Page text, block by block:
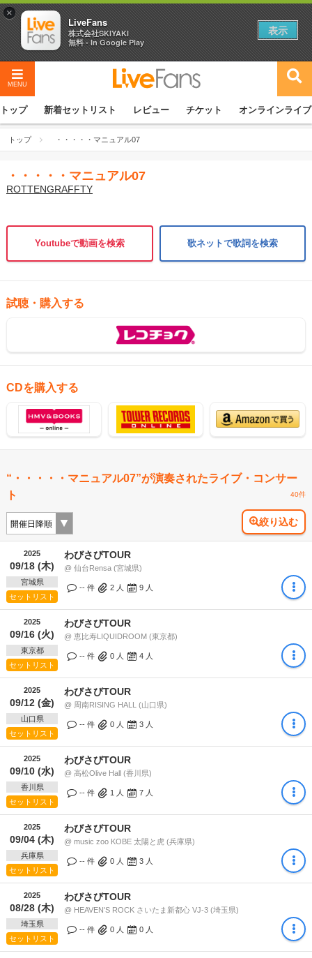
MENU
トップ 新着セットリスト レビュー チケット オンラインライブ
トップ ・・・・・マニュアル07
・・・・・マニュアル07
ROTTENGRAFFTY
Youtubeで動画を検索 歌ネットで歌詞を検索
試聴・購入する
CDを購入する
“・・・・・マニュアル07”が演奏されたライブ・コンサー
ト
40件
絞り込む
2025
09/18 (木)
宮城県
セットリスト
わびさびTOUR
@ 仙台Rensa (宮城県)
-- 件 2 人 9 人
2025
09/16 (火)
東京都
セットリスト
わびさびTOUR
@ 恵比寿LIQUIDROOM (東京都)
-- 件 0 人 4 人
2025
09/12 (金)
山口県
セットリスト
わびさびTOUR
@ 周南RISING HALL (山口県)
-- 件 0 人 3 人
2025
09/10 (水)
香川県
セットリスト
わびさびTOUR
@ 高松Olive Hall (香川県)
-- 件 1 人 7 人
2025
09/04 (木)
兵庫県
セットリスト
わびさびTOUR
@ music zoo KOBE 太陽と虎 (兵庫県)
-- 件 0 人 3 人
2025
08/28 (木)
埼玉県
セットリスト
わびさびTOUR
@ HEAVEN'S ROCK さいたま新都心 VJ-3 (埼玉県)
-- 件 0 人 0 人
×
LiveFans
株式会社SKIYAKI
無料 - In Google Play
表示